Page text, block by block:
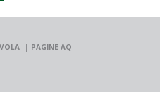
PAGINE AQ